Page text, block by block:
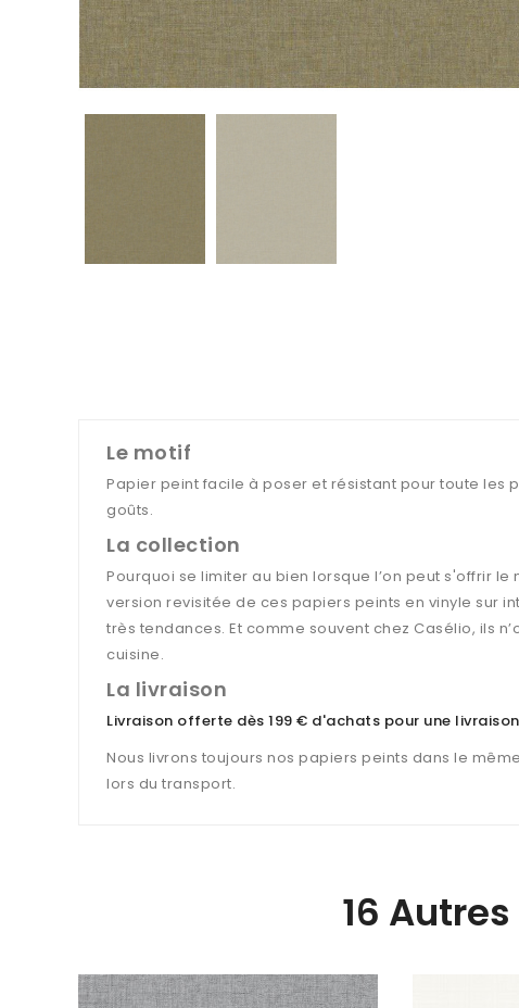
Le motif
Papier peint facile à poser et résistant pour toute les
goûts.
La collection
Pourquoi se limiter au bien lorsque l’on peut s'offrir
version revisitée de ces papiers peints en vinyle sur
très tendances. Et comme souvent chez Casélio, ils
cuisine.
La livraison
Livraison offerte dès 199 € d'achats pour une
Nous livrons toujours nos papiers peints dans le
lors du transport.
16